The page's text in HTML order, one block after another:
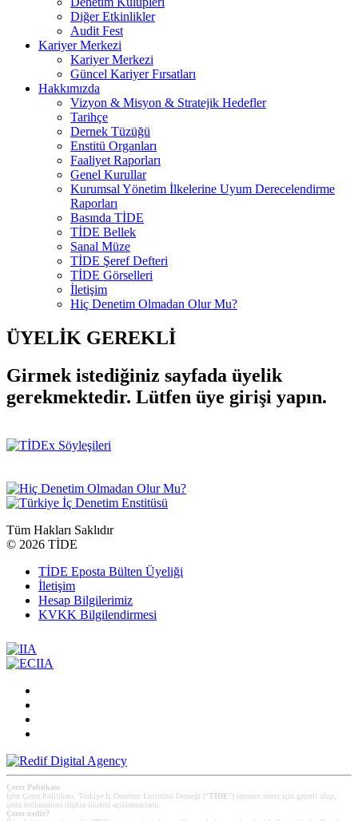
Diğer Etkinlikler
Audit Fest
Kariyer Merkezi
Kariyer Merkezi
Güncel Kariyer Fırsatları
Hakkımızda
Vizyon & Misyon & Stratejik Hedefler
Tarihçe
Dernek Tüzüğü
Enstitü Organları
Faaliyet Raporları
Genel Kurullar
Kurumsal Yönetim İlkelerine Uyum Derecelendirme
Raporları
Basında TİDE
TİDE Bellek
Sanal Müze
TİDE Şeref Defteri
TİDE Görselleri
İletişim
Hiç Denetim Olmadan Olur Mu?
ÜYELİK GEREKLİ
Girmek istediğiniz sayfada üyelik
gerekmektedir. Lütfen üye girişi yapın.
Tüm Hakları Saklıdır
© 2026 TİDE
TİDE Eposta Bülten Üyeliği
İletişim
Hesap Bilgilerimiz
KVKK Bilgilendirmesi
Çerez Politikası
İşbu Çerez Politikası, Türkiye İç Denetim Enstitüsü Derneği (" TİDE ") internet sitesi için geçerli olup,
çerez kullanımına ilişkin ilkeleri açıklamaktadır.
Çerez nedir?